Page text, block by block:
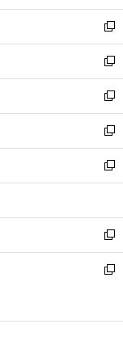
開
く
ウ
で
開
く
ン
ド
ウ
で
開
く
ウ
ィ
ン
ド
ウ
で
開
く
新
し
い
ウ
ィ
ン
ド
ウ
で
開
新
し
い
ウ
ィ
ン
ド
ウ
開
く
新
し
い
ウ
ィ
ン
ウ
で
開
く
新
し
い
ウ
ン
ド
ウ
で
新
し
ウ
ィ
ン
ド
開
新
し
い
ン
新
ウ